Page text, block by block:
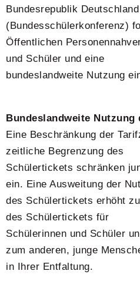
Bundesrepublik Deutschland
(Bundesschülerkonferenz)
Öffentlichen
und Schüler und eine
bundeslandweite Nutzung
Bundeslandweite
Eine Beschränkung der
zeitliche Begrenzung des
Schülertickets schränken
ein. Eine Ausweitung der
des Schülertickets erhöht
des Schülertickets für
Schülerinnen und Schüler
zum anderen, junge
in Ihrer Entfaltung.